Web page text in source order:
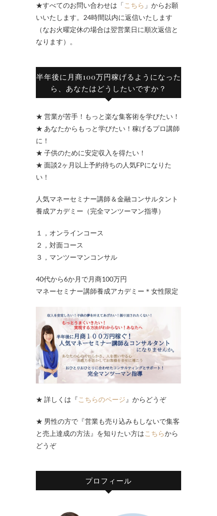
★すべてのお問い合わせは「こちら 」からお願
いいたします。24時間以内に返信いたします
（なお火曜定休の場合は翌営業日に順次返信と
なります）。
半年後に月商100万円稼げるようになった
ら、あなたはどうしたいですか？
★ 営業が苦手！もっと楽な集客術を学びたい！
★ あなたからもっと学びたい！稼げるプロ講師
に！
★ 子供のために安定収入を得たい！
★ 面談2ヶ月以上予約待ちの人気FPになりた
い！
人気マネーセミナー講師＆金融コンサルタント
養成アカデミー（完全マンツーマン指導）
１，オンラインコース
２，対面コース
３，マンツーマンコンサル
40代から6か月で月商100万円
マネーセミナー講師養成アカデミー＊女性限定
★ 詳しくは『こちらのページ 』からどうぞ
★ 男性の方で『営業も売り込みもしないで集客
と売上達成の方法』を知りたい方はこちらから
どうぞ
プロフィール